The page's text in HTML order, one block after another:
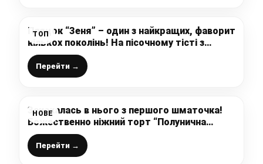
ТОП
Пляцок “Зеня” – один з найкращих, фаворит
кількох поколінь! На пісочному тісті з
горіхами, безе і кремом зі згущеним
молоком
Перейти →
НОВЕ
Закохалась в нього з першого шматочка!
Божественно ніжний торт “Полунична
грядка” – відкритий бісквітний тортик з
легким вершково-маковим кремом та
полуницею – неймовірна смакота
Перейти →